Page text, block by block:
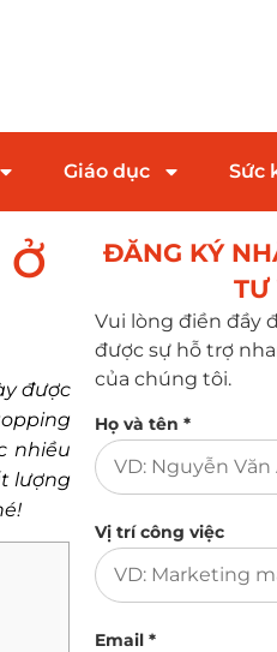
Giáo dục Sức
được
nhiều
lượng
ĐĂNG KÝ
TƯ
Vui lòng điền đầy
được sự hỗ trợ
của chúng tôi.
Họ và tên *
Vị trí công việc
Email *